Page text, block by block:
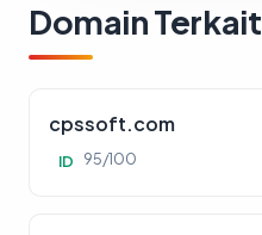
Domain Terkait
cpssoft.com
ID 95/100